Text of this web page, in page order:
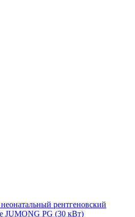
рентгеновский
JUMONG PG (30 кВт)